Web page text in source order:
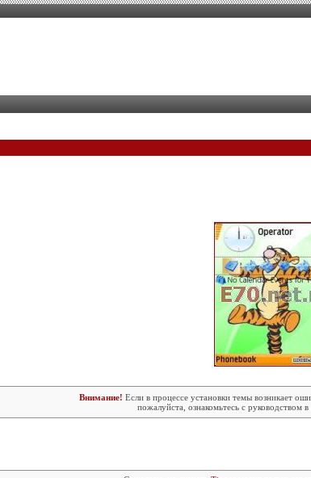
Внимание! Если в процессе установки темы возникает
пожалуйста, ознакомьтесь с руководством в